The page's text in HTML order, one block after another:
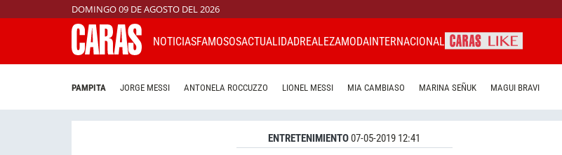
DOMINGO 09 DE AGOSTO DEL 2026
NOTICIASFAMOSOSACTUALIDADREALEZAMODAINTERNACIONAL
PAMPITA JORGE MESSI ANTONELA ROCCUZZO LIONEL MESSI MIA CAMBIASO MARINA SEÑUK MAGUI BRAVI
ENTRETENIMIENTO07-05-2019 12:41